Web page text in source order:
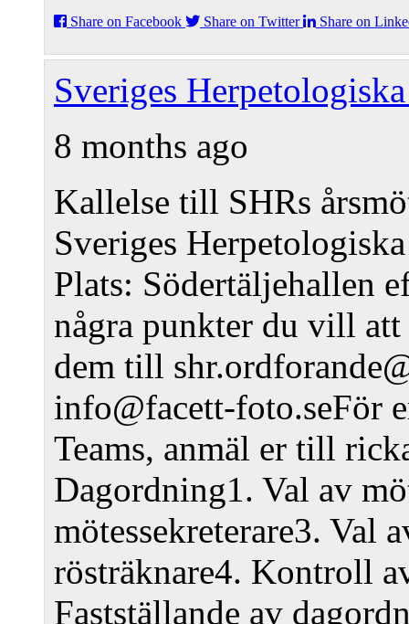
Share on Facebook
Share on Twitter Share on
Sveriges
8 months ago
Kallelse till SHRs
Sveriges
Plats: Södertäljehallen
några punkter du vill
dem till
info@facett-foto.seFör
Teams, anmäl er till
Dagordning1. Val av
mötessekreterare3. Val
rösträknare4. Kontroll
Fastställande av